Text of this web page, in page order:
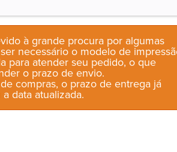
à grande procura por algumas
necessário o modelo de
para atender seu pedido, o que
o prazo de envio.
compras, o prazo de entrega já
data atualizada.